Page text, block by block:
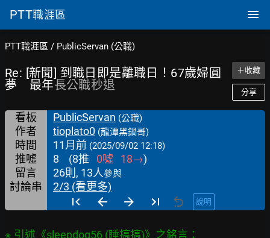
PTT職涯區
PTT職涯區 / PublicServan (公職)
Re: [新聞] 到職日即是離職日！67歲婦圓
夢 最年長公職秒退
＋收藏
分享
看板 PublicServan (公職)
作者 tioplato0 (龍潭黑鍋哥)
時間 11月前 (2025/09/02 12:18)
推噓 8 (8推 0噓 18→)
留言
26則, 13人參與
討論串 2/3 (看更多)
說明